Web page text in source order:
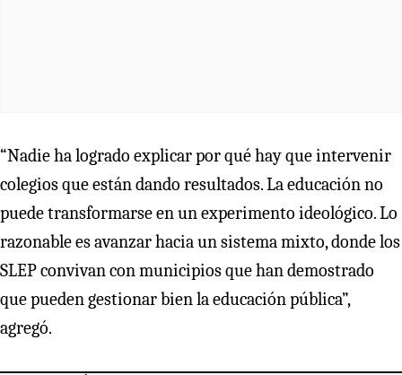
“Nadie ha logrado explicar por qué hay que intervenir
colegios que están dando resultados. La educación no
puede transformarse en un experimento ideológico. Lo
razonable es avanzar hacia un sistema mixto, donde los
SLEP convivan con municipios que han demostrado
que pueden gestionar bien la educación pública”,
agregó.